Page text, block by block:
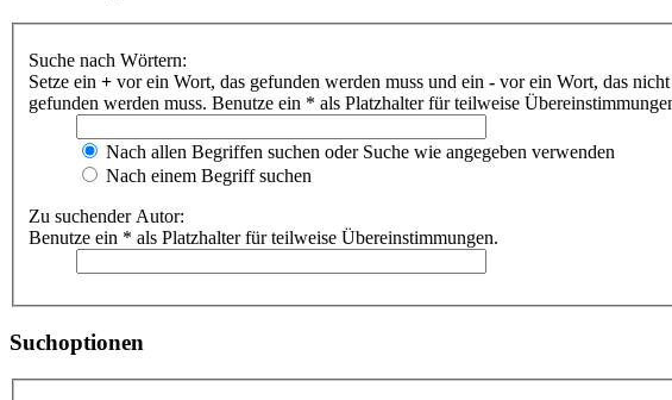
Suche nach Wörtern:
Setze ein + vor ein Wort, das gefunden werden muss und ein - vor ein Wort, das
gefunden werden muss. Benutze ein * als Platzhalter für teilweise
Nach allen Begriffen suchen oder Suche wie angegeben verwenden
Nach einem Begriff suchen
Zu suchender Autor:
Benutze ein * als Platzhalter für teilweise Übereinstimmungen.
Suchoptionen